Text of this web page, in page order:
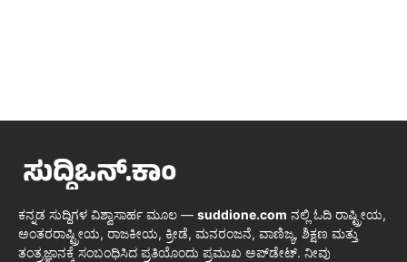
ಕನ್ನಡ ಸುದ್ದಿಗಳ ವಿಶ್ವಾಸಾರ್ಹ ಮೂಲ — suddione.com ನಲ್ಲಿ ಓದಿ ರಾಷ್ಟ್ರೀಯ,
ಅಂತರರಾಷ್ಟ್ರೀಯ, ರಾಜಕೀಯ, ಕ್ರೀಡೆ, ಮನರಂಜನೆ, ವಾಣಿಜ್ಯ, ಶಿಕ್ಷಣ ಮತ್ತು
ತಂತ್ರಜ್ಞಾನಕ್ಕೆ ಸಂಬಂಧಿಸಿದ ಪ್ರತಿಯೊಂದು ಪ್ರಮುಖ ಅಪ್‌ಡೇಟ್. ನೀವು